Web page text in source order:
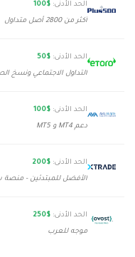
الحد الأدنى: $100
أكثر من 2800 أصل متداول
الحد الأدنى: $50
الحد الأدنى: $100
دعم MT4 و MT5
الحد الأدنى: $200
الأفضل للمبتدئين -
الحد الأدنى: $250
موجه للعرب